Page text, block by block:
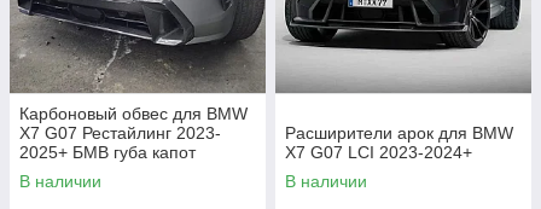
Карбоновый обвес для BMW
X7 G07 Рестайлинг 2023-
2025+ БМВ губа капот
диффузор бампер
В наличии
Расширители арок для BMW
X7 G07 LCI 2023-2024+
В наличии